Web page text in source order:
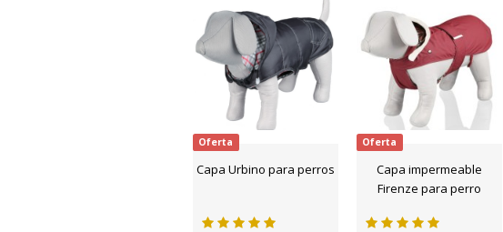
Oferta
Capa Urbino para perros
Oferta
Capa impermeable
Firenze para perro